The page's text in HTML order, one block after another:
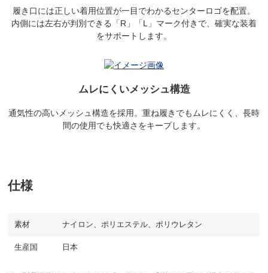
履き口には正しい着用位置が一目でわかるセンターロゴを配置。
内側には左右が判別できる「R」「L」マーク付きで、確実な装着
をサポートします。
ムレにくいメッシュ構造
通気性の高いメッシュ構造を採用。重ね履きでもムレにくく、長時
間の使用でも快適さをキープします。
仕様
素材 ナイロン、ポリエステル、ポリウレタン
生産国 日本